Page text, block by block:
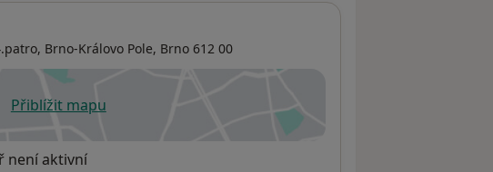
Brno-Královo Pole, Brno 612 00
Přiblížit mapuse otevře v nové záložce
není aktivní